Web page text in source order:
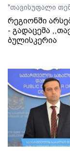
"თავისუფალი
რეგიონში
- გადაცემა
ბულისკერია